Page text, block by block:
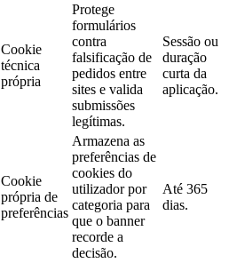
Cookie
técnica
própria
Protege
formulários
contra
falsificação de
pedidos entre
sites e valida
submissões
legítimas.
Sessão ou
duração
curta da
aplicação.
Cookie
própria de
preferências
Armazena as
preferências de
cookies do
utilizador por
categoria para
que o banner
recorde a
decisão.
Até 365
dias.